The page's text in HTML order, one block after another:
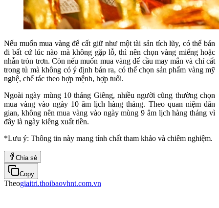
Nếu muốn mua vàng để cất giữ như một tài sản tích lũy, có thể bán
đi bất cứ lúc nào mà không gặp lỗ, thì nên chọn vàng miếng hoặc
nhẫn tròn trơn. Còn nếu muốn mua vàng để cầu may mắn và chỉ cất
trong tủ mà không có ý định bán ra, có thể chọn sản phẩm vàng mỹ
nghệ, chế tác theo hợp mệnh, hợp tuổi.
Ngoài ngày mùng 10 tháng Giêng, nhiều người cũng thường chọn
mua vàng vào ngày 10 âm lịch hàng tháng. Theo quan niệm dân
gian, không nên mua vàng vào ngày mùng 9 âm lịch hàng tháng vì
đây là ngày kiêng xuất tiền.
*Lưu ý: Thông tin này mang tính chất tham khảo và chiêm nghiệm.
Chia sẻ
Copy
Theogiaitri.thoibaovhnt.com.vn